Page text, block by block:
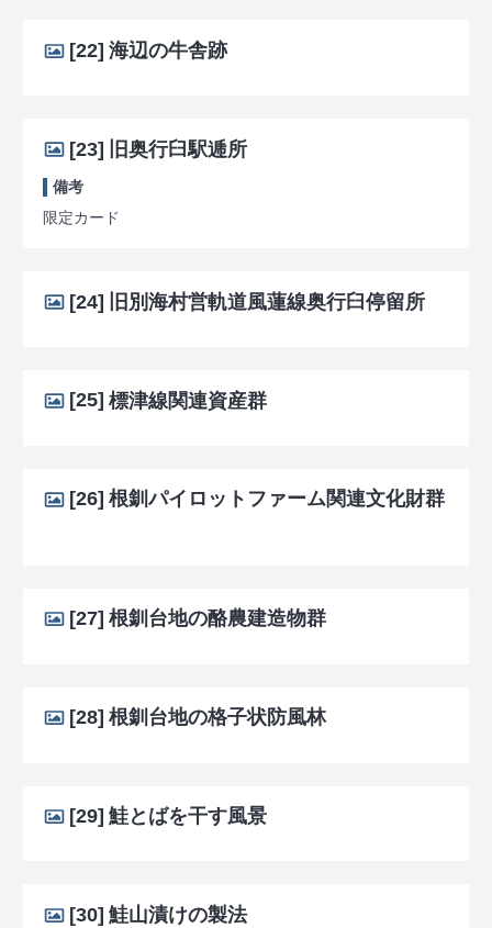
[22] 海辺の牛舎跡
[23] 旧奥行臼駅逓所
備考
限定カード
[24] 旧別海村営軌道風蓮線奥行臼停留所
[25] 標津線関連資産群
[26] 根釧パイロットファーム関連文化財群
[27] 根釧台地の酪農建造物群
[28] 根釧台地の格子状防風林
[29] 鮭とばを干す風景
[30] 鮭山漬けの製法